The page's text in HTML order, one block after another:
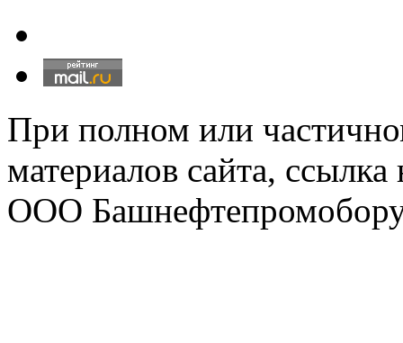
При полном или
материалов сайта,
ООО